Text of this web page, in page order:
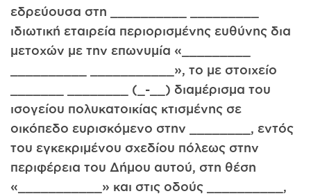
εδρεύουσα στη __________ _________
ιδιωτική εταιρεία περιορισμένης ευθύνης δια
μετοχών με την επωνυμία «_________
__________ ___________», το με στοιχείο
_______ ________ (_-__) διαμέρισμα του
ισογείου πολυκατοικίας κτισμένης σε
οικόπεδο ευρισκόμενο στην ________, εντός
του εγκεκριμένου σχεδίου πόλεως στην
περιφέρεια του Δήμου αυτού, στη θέση
«___________» και στις οδούς __________,